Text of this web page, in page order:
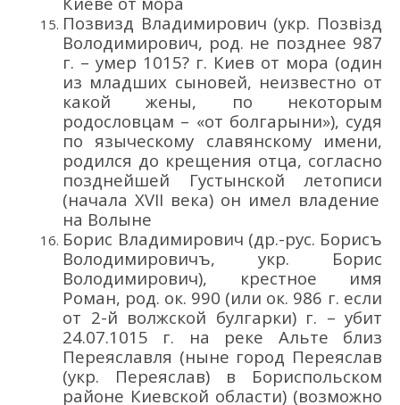
Позвизд Владимирович (укр. Позвізд
Володимирович, род. не позднее 987
г. – умер 1015? г. Киев от мора (один
из младших сыновей, неизвестно от
какой жены, по некоторым
родословцам – «от болгарыни»), судя
по языческому славянскому имени,
родился до крещения отца, согласно
позднейшей Густынской летописи
(начала XVII века) он имел владение
на Волыне
Борис Владимирович (др.-рус. Борисъ
Володимировичъ, укр. Борис
Володимирович), крестное имя
Роман, род. ок. 990 (или ок. 986 г. если
от 2-й волжской булгарки) г. – убит
24.07.1015 г. на реке Альте близ
Переяславля (ныне город Переяслав
(укр. Переяслав) в Бориспольском
районе Киевской области) (возможно